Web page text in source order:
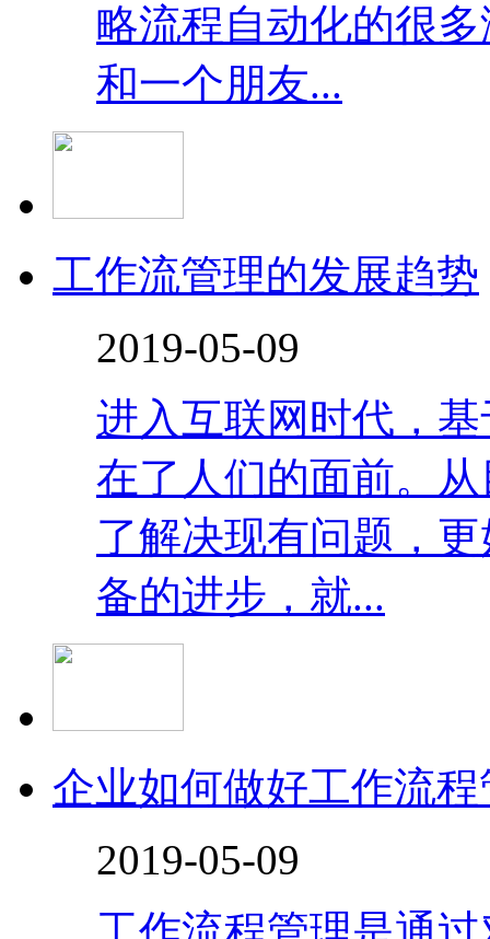
略流程自动化的很
和一个朋友...
工作流管理的发展趋势
2019-05-09
进入互联网时代，
在了人们的面前。
了解决现有问题，
备的进步，就...
企业如何做好工作流
2019-05-09